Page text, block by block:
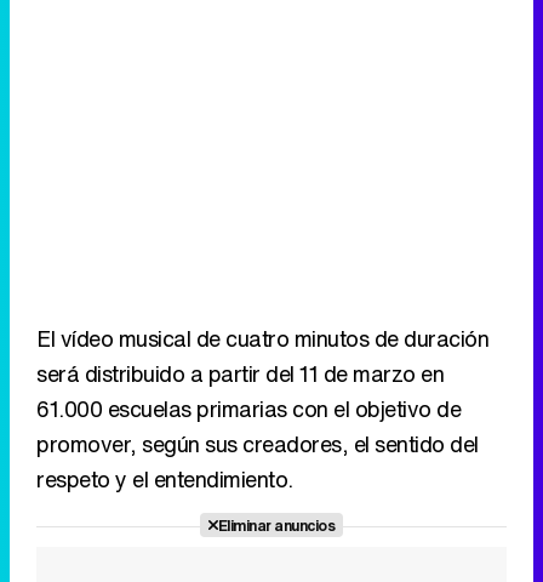
El vídeo musical de cuatro minutos de duración
será distribuido a partir del 11 de marzo en
61.000 escuelas primarias con el objetivo de
promover, según sus creadores, el sentido del
respeto y el entendimiento.
Eliminar anuncios